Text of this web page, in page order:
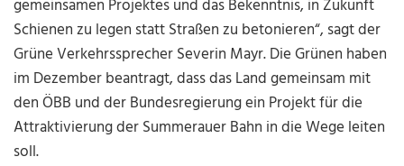
gemeinsamen Projektes und das Bekenntnis, in Zukunft
Schienen zu legen statt Straßen zu betonieren“, sagt der
Grüne Verkehrssprecher Severin Mayr. Die Grünen haben
im Dezember beantragt, dass das Land gemeinsam mit
den ÖBB und der Bundesregierung ein Projekt für die
Attraktivierung der Summerauer Bahn in die Wege leiten
soll.